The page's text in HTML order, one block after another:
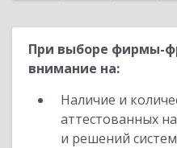
При выборе фирмы-
внимание на:
Наличие и
аттестованных
и решений